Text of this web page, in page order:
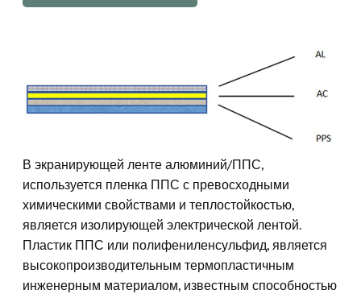
В экранирующей ленте алюминий/ППС,
используется пленка ППС с превосходными
химическими свойствами и теплостойкостью,
является изолирующей электрической лентой.
Пластик ППС или полифениленсульфид, является
высокопроизводительным термопластичным
инженерным материалом, известным способностью